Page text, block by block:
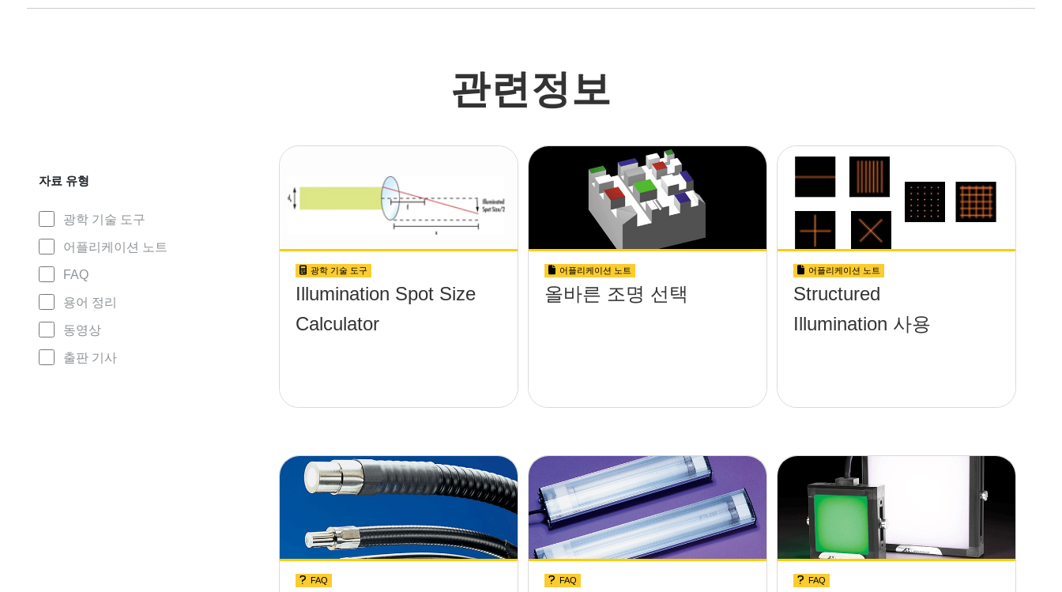
관련정보
자료 유형
광학 기술 도구
어플리케이션 노트
FAQ
용어 정리
동영상
출판 기사
광학 기술 도구
Illumination Spot Size
Calculator
어플리케이션 노트
올바른 조명 선택
어플리케이션 노트
Structured
Illumination 사용
FAQ FAQ FAQ